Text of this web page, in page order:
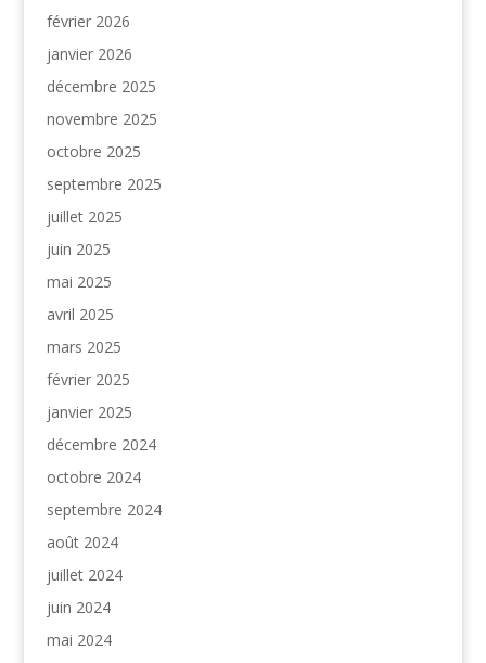
février 2026
janvier 2026
décembre 2025
novembre 2025
octobre 2025
septembre 2025
juillet 2025
juin 2025
mai 2025
avril 2025
mars 2025
février 2025
janvier 2025
décembre 2024
octobre 2024
septembre 2024
août 2024
juillet 2024
juin 2024
mai 2024